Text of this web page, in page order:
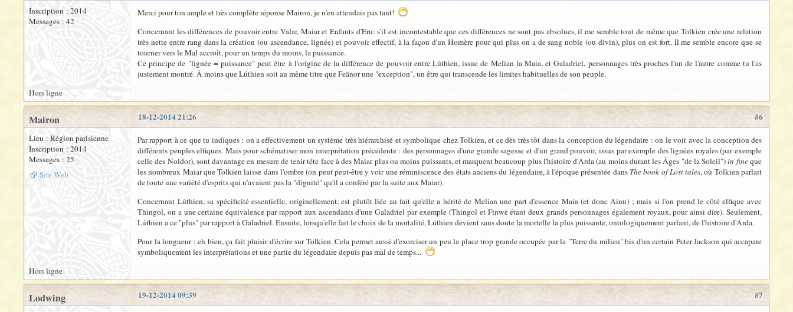
Inscription : 2014
Messages : 42
Merci pour ton ample et très complète réponse Mairon, je n'en attendais pas tant!
Concernant les différences de pouvoir entre Valar, Maiar et Enfants d'Eru: s'il est incontestable que ces différences ne sont pas absolues, il me semble tout de même que Tolkien crée une relation
très nette entre rang dans la création (ou ascendance, lignée) et pouvoir effectif, à la façon d'un Homère pour qui plus on a de sang noble (ou divin), plus on est fort. Il me semble encore que se
tourner vers le Mal accroît, pour un temps du moins, la puissance.
Ce principe de "lignée = puissance" peut être à l'origine de la différence de pouvoir entre Lúthien, issue de Melian la Maia, et Galadriel, personnages très proches l'un de l'autre comme tu l'as
justement montré. À moins que Lúthien soit au même titre que Feänor une "exception", un être qui transcende les limites habituelles de son peuple.
Hors ligne
#6
18-12-2014 21:26
Mairon
Lieu : Région parisienne
Inscription : 2014
Messages : 25
Site Web
Par rapport à ce que tu indiques : on a effectivement un système très hiérarchisé et symbolique chez Tolkien, et ce dès très tôt dans la conception du légendaire : on le voit avec la conception des
différents peuples elfiques. Mais pour schématiser mon interprétation précédente : des personnages d'une grande sagesse et d'un grand pouvoir, issus par exemple des lignées royales (par exemple
celle des Noldor), sont davantage en mesure de tenir tête face à des Maiar plus ou moins puissants, et marquent beaucoup plus l'histoire d'Arda (au moins durant les Âges "de la Soleil")in fineque
les nombreux Maiar que Tolkien laisse dans l'ombre (on peut peut-être y voir une réminiscence des états anciens du légendaire, à l'époque présentée dans The book of Lost tales, où Tolkien parlait
de toute une variété d'esprits qui n'avaient pas la "dignité" qu'il a conféré par la suite aux Maiar).
Concernant Lúthien, sa spécificité essentielle, originellement, est plutôt liée au fait qu'elle a hérité de Melian une part d'essence Maia (et donc Ainu) ; mais si l'on prend le côté elfique avec
Thingol, on a une certaine équivalence par rapport aux ascendants d'une Galadriel par exemple (Thingol et Finwë étant deux grands personnages également royaux, pour ainsi dire). Seulement,
Lúthien a ce "plus" par rapport à Galadriel. Ensuite, lorsqu'elle fait le choix de la mortalité, Lúthien devient sans doute la mortelle la plus puissante, ontologiquement parlant, de l'histoire d'Arda.
Pour la longueur : eh bien, ça fait plaisir d'écrire sur Tolkien. Cela permet aussi d'exorciser un peu la place trop grande occupée par la "Terre du milieu" bis d'un certain Peter Jackson qui accapare
symboliquement les interprétations et une partie du légendaire depuis pas mal de temps...
Hors ligne
#7
19-12-2014 09:39
Lodwing